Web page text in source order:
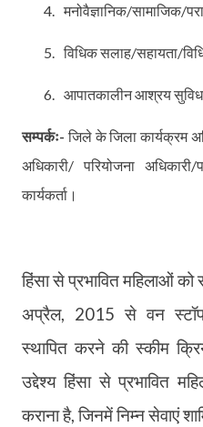
4. मनोवैज्ञानिक/सामाजिक/
5. विधिक सलाह/सहायता/
6. आपातकालीन आश्रय
सम्पर्कः- जिले के जिला कार्यक्रम
अधिकारी/ परियोजना
कार्यकर्ता।
हिंसा से प्रभावित महिलाओं
अप्रैल, 2015 से वन
स्थापित करने की स्कीम
उद्देश्य हिंसा से प्रभावित
कराना है,जिनमें निम्न सेवाएं